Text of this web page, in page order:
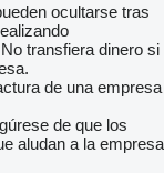
ocultarse tras
transfiera dinero si
de una empresa
de que los
aludan a la empresa